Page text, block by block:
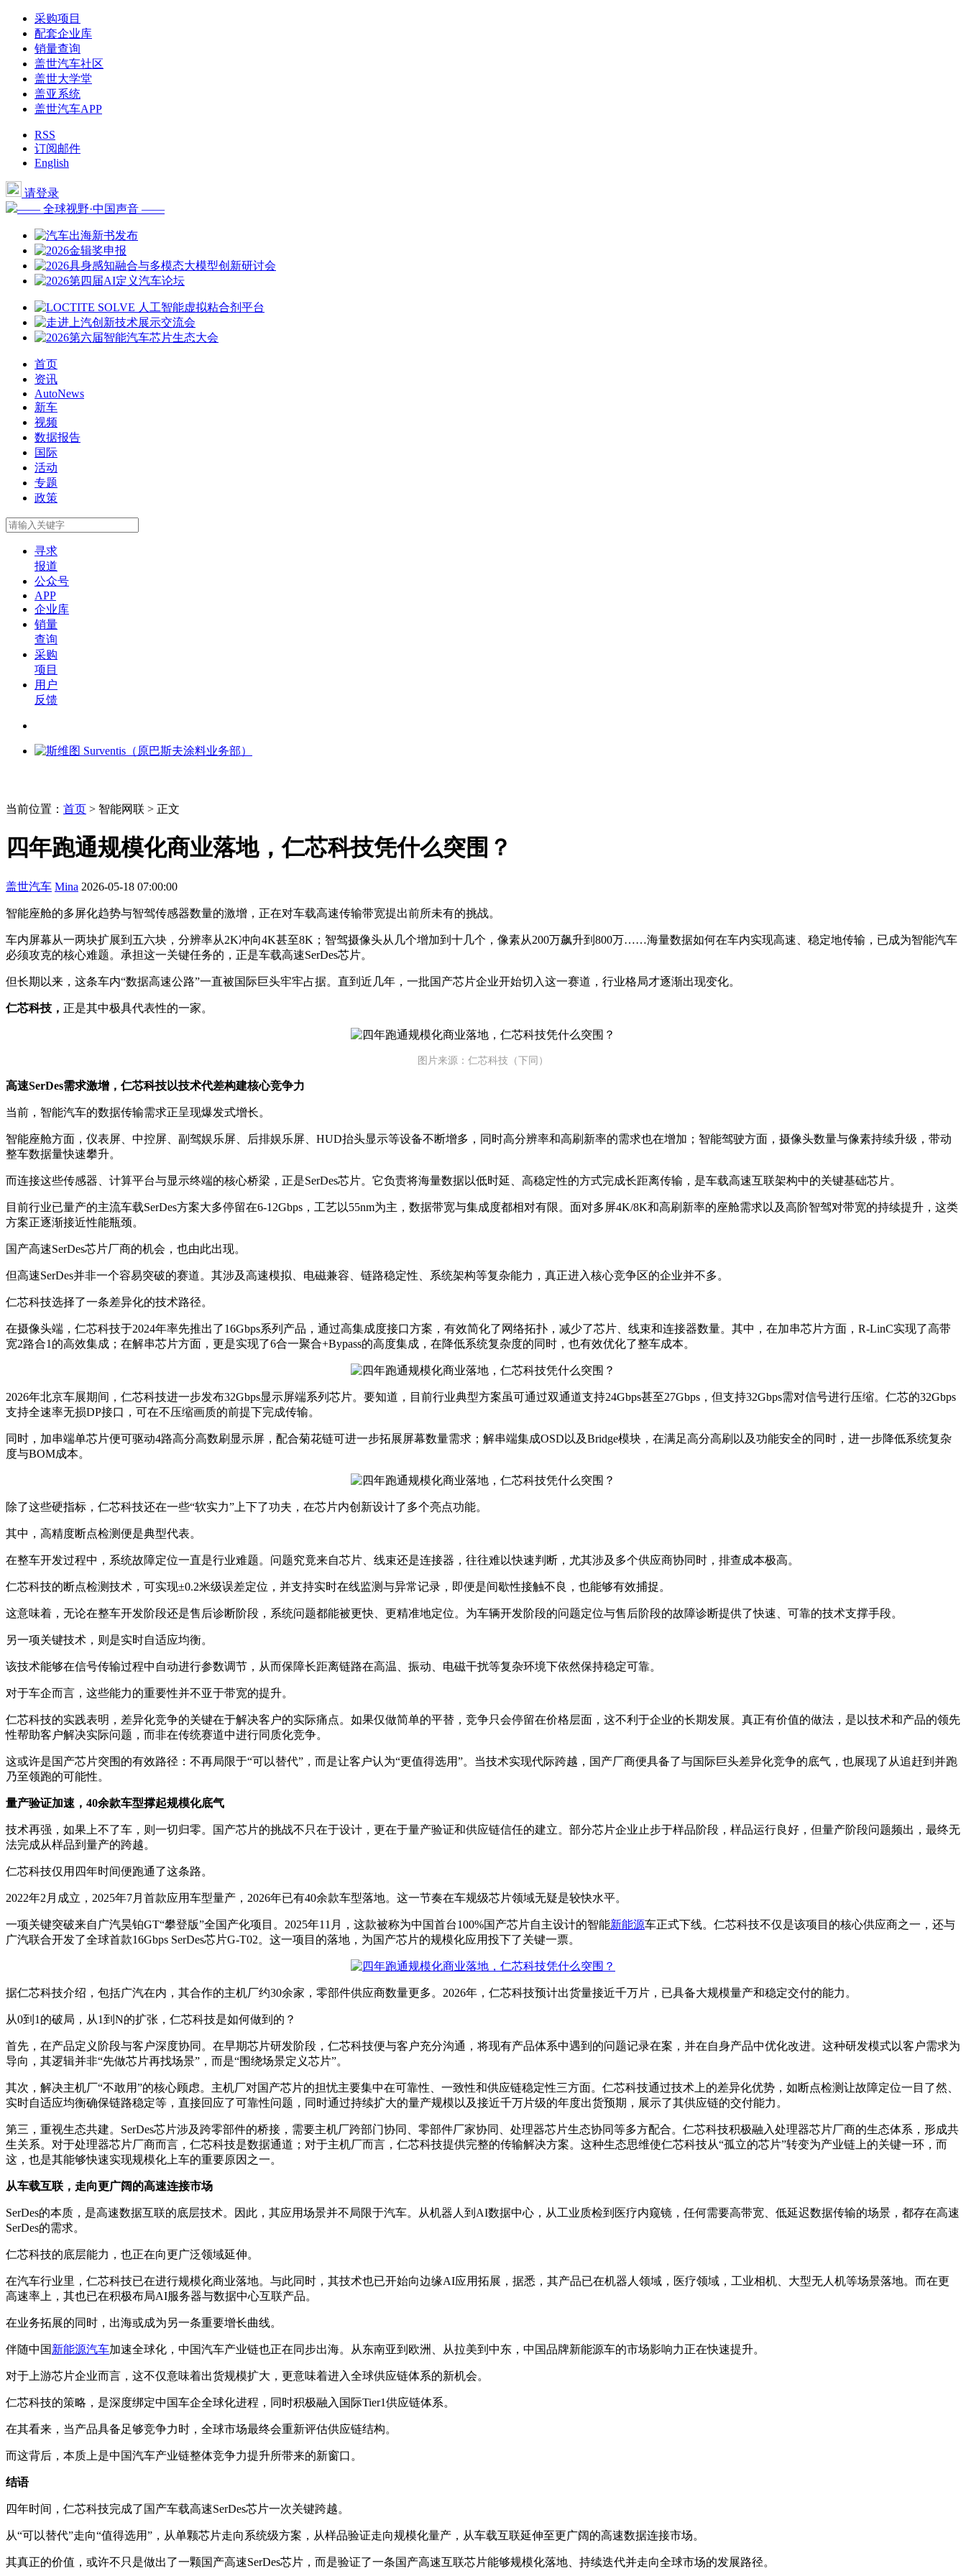
采购项目
配套企业库
销量查询
盖世汽车社区
盖世大学堂
盖亚系统
盖世汽车APP
RSS
订阅邮件
English
请登录
—— 全球视野·中国声音 ——
首页
资讯
AutoNews
新车
视频
数据报告
国际
活动
专题
政策
寻求
报道
公众号
APP
企业库
销量
查询
采购
项目
用户
反馈
当前位置： 首页 > 智能网联 > 正文
四年跑通规模化商业落地，仁芯科技凭什么突围？
盖世汽车 Mina 2026-05-18 07:00:00
智能座舱的多屏化趋势与智驾传感器数量的激增，正在对车载高速传输带宽提出前所未有的挑战。
车内屏幕从一两块扩展到五六块，分辨率从2K冲向4K甚至8K；智驾摄像头从几个增加到十几个，像素从200万飙升到800万……海量数据如何在车内实现高速、稳定地传输，已成为智能汽车
必须攻克的核心难题。承担这一关键任务的，正是车载高速SerDes芯片。
但长期以来，这条车内“数据高速公路”一直被国际巨头牢牢占据。直到近几年，一批国产芯片企业开始切入这一赛道，行业格局才逐渐出现变化。
仁芯科技， 正是其中极具代表性的一家。
图片来源：仁芯科技（下同）
高速SerDes需求激增，仁芯科技以技术代差构建核心竞争力
当前，智能汽车的数据传输需求正呈现爆发式增长。
智能座舱方面，仪表屏、中控屏、副驾娱乐屏、后排娱乐屏、HUD抬头显示等设备不断增多，同时高分辨率和高刷新率的需求也在增加；智能驾驶方面，摄像头数量与像素持续升级，带动
整车数据量快速攀升。
而连接这些传感器、计算平台与显示终端的核心桥梁，正是SerDes芯片。它负责将海量数据以低时延、高稳定性的方式完成长距离传输，是车载高速互联架构中的关键基础芯片。
目前行业已量产的主流车载SerDes方案大多停留在6-12Gbps，工艺以55nm为主，数据带宽与集成度都相对有限。面对多屏4K/8K和高刷新率的座舱需求以及高阶智驾对带宽的持续提升，这类
方案正逐渐接近性能瓶颈。
国产高速SerDes芯片厂商的机会，也由此出现。
但高速SerDes并非一个容易突破的赛道。其涉及高速模拟、电磁兼容、链路稳定性、系统架构等复杂能力，真正进入核心竞争区的企业并不多。
仁芯科技选择了一条差异化的技术路径。
在摄像头端，仁芯科技于2024年率先推出了16Gbps系列产品，通过高集成度接口方案，有效简化了网络拓扑，减少了芯片、线束和连接器数量。其中，在加串芯片方面，R-LinC实现了高带
宽2路合1的高效集成；在解串芯片方面，更是实现了6合一聚合+Bypass的高度集成，在降低系统复杂度的同时，也有效优化了整车成本。
2026年北京车展期间，仁芯科技进一步发布32Gbps显示屏端系列芯片。要知道，目前行业典型方案虽可通过双通道支持24Gbps甚至27Gbps，但支持32Gbps需对信号进行压缩。仁芯的32Gbps
支持全速率无损DP接口，可在不压缩画质的前提下完成传输。
同时，加串端单芯片便可驱动4路高分高数刷显示屏，配合菊花链可进一步拓展屏幕数量需求；解串端集成OSD以及Bridge模块，在满足高分高刷以及功能安全的同时，进一步降低系统复杂
度与BOM成本。
除了这些硬指标，仁芯科技还在一些“软实力”上下了功夫，在芯片内创新设计了多个亮点功能。
其中，高精度断点检测便是典型代表。
在整车开发过程中，系统故障定位一直是行业难题。问题究竟来自芯片、线束还是连接器，往往难以快速判断，尤其涉及多个供应商协同时，排查成本极高。
仁芯科技的断点检测技术，可实现±0.2米级误差定位，并支持实时在线监测与异常记录，即便是间歇性接触不良，也能够有效捕捉。
这意味着，无论在整车开发阶段还是售后诊断阶段，系统问题都能被更快、更精准地定位。为车辆开发阶段的问题定位与售后阶段的故障诊断提供了快速、可靠的技术支撑手段。
另一项关键技术，则是实时自适应均衡。
该技术能够在信号传输过程中自动进行参数调节，从而保障长距离链路在高温、振动、电磁干扰等复杂环境下依然保持稳定可靠。
对于车企而言，这些能力的重要性并不亚于带宽的提升。
仁芯科技的实践表明，差异化竞争的关键在于解决客户的实际痛点。如果仅做简单的平替，竞争只会停留在价格层面，这不利于企业的长期发展。真正有价值的做法，是以技术和产品的领先
性帮助客户解决实际问题，而非在传统赛道中进行同质化竞争。
这或许是国产芯片突围的有效路径：不再局限于“可以替代”，而是让客户认为“更值得选用”。当技术实现代际跨越，国产厂商便具备了与国际巨头差异化竞争的底气，也展现了从追赶到并跑
乃至领跑的可能性。
量产验证加速，40余款车型撑起规模化底气
技术再强，如果上不了车，则一切归零。国产芯片的挑战不只在于设计，更在于量产验证和供应链信任的建立。部分芯片企业止步于样品阶段，样品运行良好，但量产阶段问题频出，最终无
法完成从样品到量产的跨越。
仁芯科技仅用四年时间便跑通了这条路。
2022年2月成立，2025年7月首款应用车型量产，2026年已有40余款车型落地。这一节奏在车规级芯片领域无疑是较快水平。
一项关键突破来自广汽昊铂GT“攀登版”全国产化项目。2025年11月，这款被称为中国首台100%国产芯片自主设计的智能新能源车正式下线。仁芯科技不仅是该项目的核心供应商之一，还与
广汽联合开发了全球首款16Gbps SerDes芯片G-T02。这一项目的落地，为国产芯片的规模化应用投下了关键一票。
据仁芯科技介绍，包括广汽在内，其合作的主机厂约30余家，零部件供应商数量更多。2026年，仁芯科技预计出货量接近千万片，已具备大规模量产和稳定交付的能力。
从0到1的破局，从1到N的扩张，仁芯科技是如何做到的？
首先，在产品定义阶段与客户深度协同。在早期芯片研发阶段，仁芯科技便与客户充分沟通，将现有产品体系中遇到的问题记录在案，并在自身产品中优化改进。这种研发模式以客户需求为
导向，其逻辑并非“先做芯片再找场景”，而是“围绕场景定义芯片”。
其次，解决主机厂“不敢用”的核心顾虑。主机厂对国产芯片的担忧主要集中在可靠性、一致性和供应链稳定性三方面。仁芯科技通过技术上的差异化优势，如断点检测让故障定位一目了然、
实时自适应均衡确保链路稳定等，直接回应了可靠性问题，同时通过持续扩大的量产规模以及接近千万片级的年度出货预期，展示了其供应链的交付能力。
第三，重视生态共建。SerDes芯片涉及跨零部件的桥接，需要主机厂跨部门协同、零部件厂家协同、处理器芯片生态协同等多方配合。仁芯科技积极融入处理器芯片厂商的生态体系，形成共
生关系。对于处理器芯片厂商而言，仁芯科技是数据通道；对于主机厂而言，仁芯科技提供完整的传输解决方案。这种生态思维使仁芯科技从“孤立的芯片”转变为产业链上的关键一环，而
这，也是其能够快速实现规模化上车的重要原因之一。
从车载互联，走向更广阔的高速连接市场
SerDes的本质，是高速数据互联的底层技术。因此，其应用场景并不局限于汽车。从机器人到AI数据中心，从工业质检到医疗内窥镜，任何需要高带宽、低延迟数据传输的场景，都存在高速
SerDes的需求。
仁芯科技的底层能力，也正在向更广泛领域延伸。
在汽车行业里，仁芯科技已在进行规模化商业落地。与此同时，其技术也已开始向边缘AI应用拓展，据悉，其产品已在机器人领域，医疗领域，工业相机、大型无人机等场景落地。而在更
高速率上，其也已在积极布局AI服务器与数据中心互联产品。
在业务拓展的同时，出海或成为另一条重要增长曲线。
伴随中国新能源汽车加速全球化，中国汽车产业链也正在同步出海。从东南亚到欧洲、从拉美到中东，中国品牌新能源车的市场影响力正在快速提升。
对于上游芯片企业而言，这不仅意味着出货规模扩大，更意味着进入全球供应链体系的新机会。
仁芯科技的策略，是深度绑定中国车企全球化进程，同时积极融入国际Tier1供应链体系。
在其看来，当产品具备足够竞争力时，全球市场最终会重新评估供应链结构。
而这背后，本质上是中国汽车产业链整体竞争力提升所带来的新窗口。
结语
四年时间，仁芯科技完成了国产车载高速SerDes芯片一次关键跨越。
从“可以替代”走向“值得选用”，从单颗芯片走向系统级方案，从样品验证走向规模化量产，从车载互联延伸至更广阔的高速数据连接市场。
其真正的价值，或许不只是做出了一颗国产高速SerDes芯片，而是验证了一条国产高速互联芯片能够规模化落地、持续迭代并走向全球市场的发展路径。